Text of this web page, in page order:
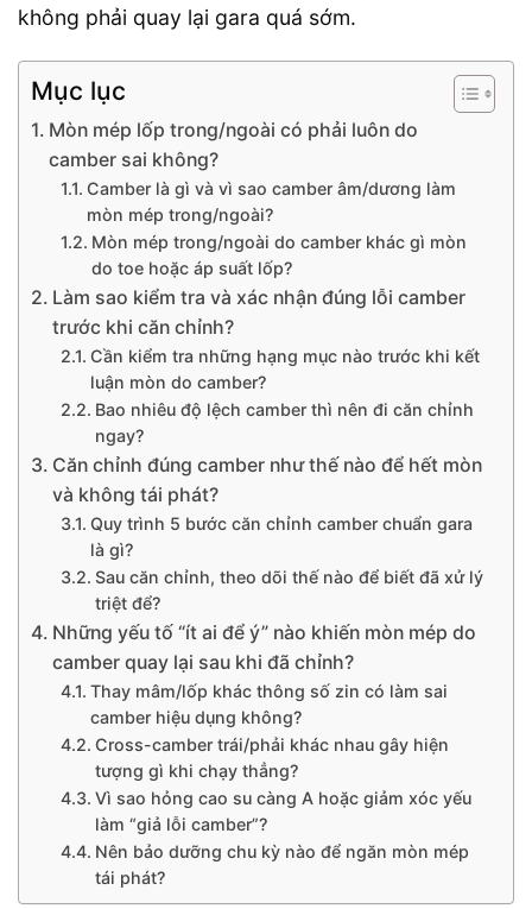
không phải quay lại gara quá sớm.
Mục lục
Mòn mép lốp trong/ngoài có phải luôn do
camber sai không?
Camber là gì và vì sao camber âm/dương làm
mòn mép trong/ngoài?
Mòn mép trong/ngoài do camber khác gì mòn
do toe hoặc áp suất lốp?
Làm sao kiểm tra và xác nhận đúng lỗi camber
trước khi căn chỉnh?
Cần kiểm tra những hạng mục nào trước khi kết
luận mòn do camber?
Bao nhiêu độ lệch camber thì nên đi căn chỉnh
ngay?
Căn chỉnh đúng camber như thế nào để hết mòn
và không tái phát?
Quy trình 5 bước căn chỉnh camber chuẩn gara
là gì?
Sau căn chỉnh, theo dõi thế nào để biết đã xử lý
triệt để?
Những yếu tố “ít ai để ý” nào khiến mòn mép do
camber quay lại sau khi đã chỉnh?
Thay mâm/lốp khác thông số zin có làm sai
camber hiệu dụng không?
Cross-camber trái/phải khác nhau gây hiện
tượng gì khi chạy thẳng?
Vì sao hỏng cao su càng A hoặc giảm xóc yếu
làm “giả lỗi camber”?
Nên bảo dưỡng chu kỳ nào để ngăn mòn mép
tái phát?